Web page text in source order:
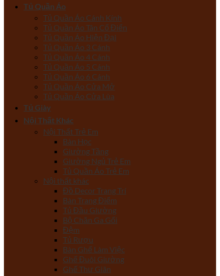
Tủ Quần Áo
Tủ Quần Áo Cánh Kính
Tủ Quần Áo Tân Cổ Điển
Tủ Quần Áo Hiện Đại
Tủ Quần Áo 3 Cánh
Tủ Quần Áo 4 Cánh
Tủ Quần Áo 5 Cánh
Tủ Quần Áo 6 Cánh
Tủ Quần Áo Cửa Mở
Tủ Quần Áo Cửa Lùa
Tủ Giày
Nội Thất Khác
Nội Thất Trẻ Em
Bàn Học
Giường Tầng
Giường Ngủ Trẻ Em
Tủ Quần Áo Trẻ Em
Nội thất khác
Đồ Decor Trang Trí
Bàn Trang Điểm
Tủ Đầu Giường
Bộ Chăn Ga Gối
Đệm
Tủ Rượu
Bàn Ghế Làm Việc
Ghế Đuôi Giường
Ghế Thư Giãn